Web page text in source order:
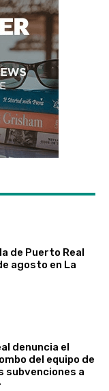
de Puerto Real
agosto en La
denuncia el
del equipo de
subvenciones a